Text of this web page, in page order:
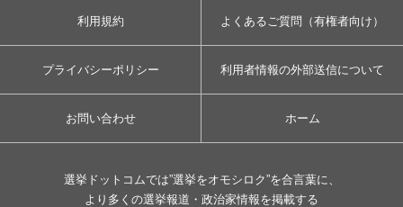
利用規約 よくあるご質問（有権者向け）
プライバシーポリシー 利用者情報の外部送信について
お問い合わせ ホーム
選挙ドットコムでは”選挙をオモシロク”を合言葉に、
より多くの選挙報道・政治家情報を掲載する